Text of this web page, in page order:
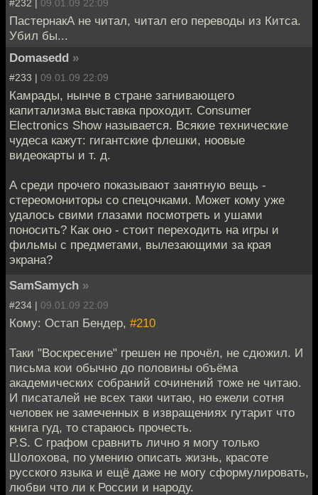
#232 | 09.01.09 22:09
ПастернакА не читал, читал его переводы из Китса.
Убил бы...
Domasedd »
#233 | 09.01.09 22:09
Камрады, нынче в стране загнивающего
капитализма выставка проходит. Consumer
Electronics Show называется. Всякие технические
чудеса кажут: гигантские флешки, ноовые
видеокарты и т. д.
А среди прочего показывают занятную вещь -
стереомониторы со спецочками. Может кому уже
удалось свими глазами посмотреть и ушами
поносить? Как оно - стоит переходить на игры и
фильмы с предметами, вылезающими за края
экрана?
SamSamych »
#234 | 09.01.09 22:09
Кому: Остап Бендер, #210
Таки "Воскресение" грешен не прочёл, не сдюжил. И
письма кои обычно до половины объёма
академических собраний сочинений тоже не читаю.
И писаталей не всех таки читаю, но ежели сотня
человек не замеченных в извращениях гутарит что
книга гуд, то стараюсь прочесть.
P.S. С графом сравнить лично я могу только
Шолохова, по умению описать жизнь, красоте
русского языка и ещё даже не могу сформулировать,
любви что ли к России и народу.